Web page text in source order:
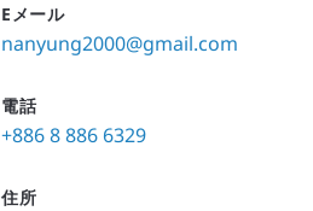
Eメール
nanyung2000@gmail.com
電話
+886 8 886 6329
住所